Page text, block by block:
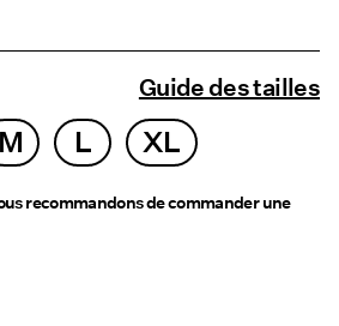
Guide des tailles
M L XL
recommandons de commander une